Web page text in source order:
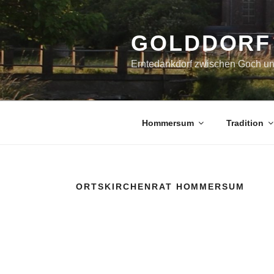
Zum
Inhalt
springen
Erntedankdorf zwischen Goch
Hommersum Tradition
ORTSKIRCHENRAT HOMMERSUM